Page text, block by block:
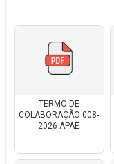
TERMO DE
COLABORAÇÃO 008-
2026 APAE